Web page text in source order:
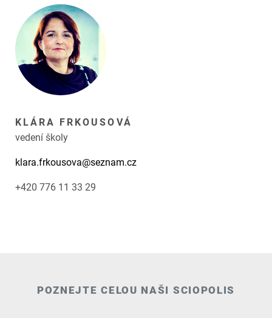
KLÁRA FRKOUSOVÁ
vedení školy
klara.frkousova@seznam.cz
+420 776 11 33 29
POZNEJTE CELOU NAŠI SCIOPOLIS